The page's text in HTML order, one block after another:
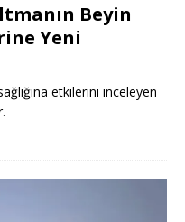
Beyin
Yeni
etkilerini inceleyen